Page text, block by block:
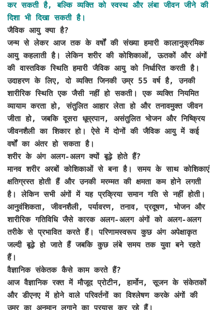
कर सकती है, बल्कि व्यक्ति को स्वस्थ और लंबा जीवन जीने की
दिशा भी दिखा सकती है।
जैविक आयु क्या है?
जन्म से लेकर आज तक के वर्षों की संख्या हमारी कालानुक्रमिक
आयु कहलाती है। लेकिन शरीर की कोशिकाओं, ऊतकों और अंगों
की वास्तविक स्थिति हमारी जैविक आयु को निर्धारित करती है।
उदाहरण के लिए, दो व्यक्ति जिनकी उम्र 55 वर्ष है, उनकी
शारीरिक स्थिति एक जैसी नहीं हो सकती। एक व्यक्ति नियमित
व्यायाम करता हो, संतुलित आहार लेता हो और तनावमुक्त जीवन
जीता हो, जबकि दूसरा धूम्रपान, असंतुलित भोजन और निष्क्रिय
जीवनशैली का शिकार हो। ऐसे में दोनों की जैविक आयु में कई
वर्षों का अंतर हो सकता है।
शरीर के अंग अलग-अलग क्यों बूढ़े होते हैं?
मानव शरीर अरबों कोशिकाओं से बना है। समय के साथ कोशिकाएं
क्षतिग्रस्त होती हैं और उनकी मरम्मत की क्षमता कम होने लगती
है। लेकिन सभी अंगों में यह प्रक्रिया समान गति से नहीं होती।
आनुवंशिकता, जीवनशैली, पर्यावरण, तनाव, प्रदूषण, भोजन और
शारीरिक गतिविधि जैसे कारक अलग-अलग अंगों को अलग-अलग
तरीके से प्रभावित करते हैं। परिणामस्वरूप कुछ अंग अपेक्षाकृत
जल्दी बूढ़े हो जाते हैं जबकि कुछ लंबे समय तक युवा बने रहते
हैं।
वैज्ञानिक संकेतक कैसे काम करते हैं?
आज वैज्ञानिक रक्त में मौजूद प्रोटीन, हार्मोन, सूजन के संकेतकों
और डीएनए में होने वाले परिवर्तनों का विश्लेषण करके अंगों की
उम्र का अनुमान लगाने का प्रयास कर रहे हैं।